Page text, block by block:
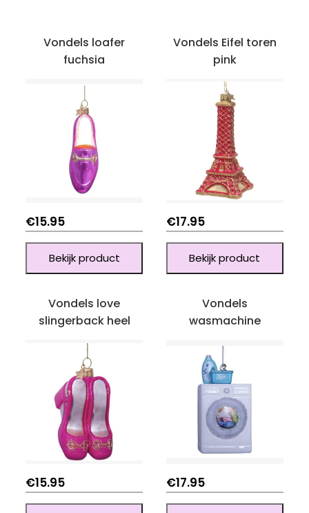
Vondels loafer
fuchsia
€15.95
Bekijk product
Vondels Eifel toren
pink
€17.95
Bekijk product
Vondels love
slingerback heel
€15.95
Vondels
wasmachine
€17.95